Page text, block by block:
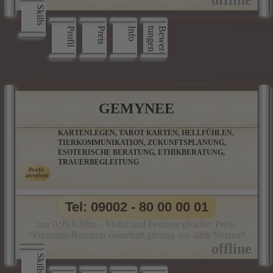
Skills
Profil
Preis Info B
e
w
e
r
­
t
u
n
g
e
n
GEMYNEE
KARTENLEGEN, TAROT KARTEN, HELLFÜHLEN,
TIERKOMMUNIKATION, ZUKUNFTSPLANUNG,
ESOTERISCHE BERATUNG, ETHIKBERATUNG,
TRAUERBEGLEITUNG
Skills
Tel: 09002 - 80 00 00 01